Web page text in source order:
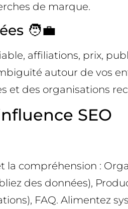
de marque.
🧑‍💼
affiliations, prix,
autour de vos
et des organisations
SEO
compréhension :
des données),
FAQ. Alimentez